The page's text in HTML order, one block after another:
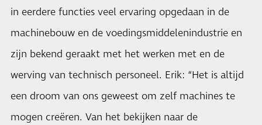
in eerdere functies veel ervaring opgedaan in de
machinebouw en de voedingsmiddelenindustrie en
zijn bekend geraakt met het werken met en de
werving van technisch personeel. Erik: “Het is altijd
een droom van ons geweest om zelf machines te
mogen creëren. Van het bekijken naar de